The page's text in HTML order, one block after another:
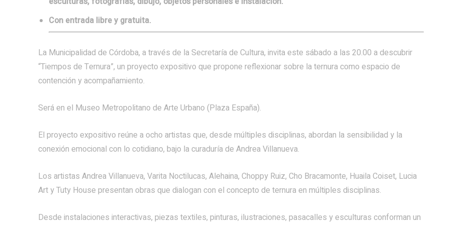
Con entrada libre y gratuita.
La Municipalidad de Córdoba, a través de la Secretaría de Cultura, invita este sábado a las 20.00 a descubrir
“Tiempos de Ternura”, un proyecto expositivo que propone reflexionar sobre la ternura como espacio de
contención y acompañamiento.
Será en el Museo Metropolitano de Arte Urbano (Plaza España).
El proyecto expositivo reúne a ocho artistas que, desde múltiples disciplinas, abordan la sensibilidad y la
conexión emocional con lo cotidiano, bajo la curaduría de Andrea Villanueva.
Los artistas Andrea Villanueva, Varita Noctilucas, Alehaina, Choppy Ruiz, Cho Bracamonte, Huaila Coiset, Lucia
Art y Tuty House presentan obras que dialogan con el concepto de ternura en múltiples disciplinas.
Desde instalaciones interactivas, piezas textiles, pinturas, ilustraciones, pasacalles y esculturas conforman un